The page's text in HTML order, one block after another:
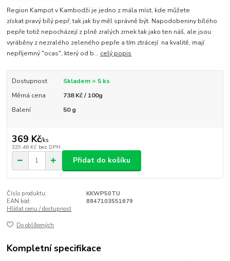
Region Kampot v Kambodži je jedno z mála míst, kde můžete
získat pravý bílý pepř, tak jak by měl správně být. Napodobeniny bílého
pepře totiž nepocházejí z plně zralých zrnek tak jako ten náš, ale jsou
vyráběny z nezralého zeleného pepře a tím ztrácejí na kvalitě, mají
nepříjemný "ocas", který od b... celý popis
Dostupnost
Skladem > 5 ks
Měrná cena
738 Kč / 100g
Balení
50 g
369 Kč/ks
329,46 Kč bez DPH
Přidat do košíku
Číslo produktu:
KKWP50TU
EAN kód:
8847103551679
Hlídat cenu / dostupnost
Do oblíbených
Kompletní specifikace